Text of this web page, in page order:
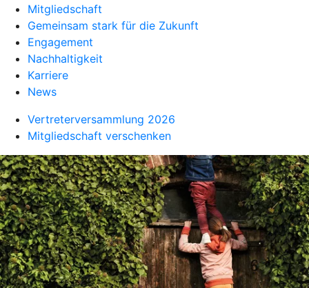
Mitgliedschaft
Gemeinsam stark für die Zukunft
Engagement
Nachhaltigkeit
Karriere
News
Vertreterversammlung 2026
Mitgliedschaft verschenken